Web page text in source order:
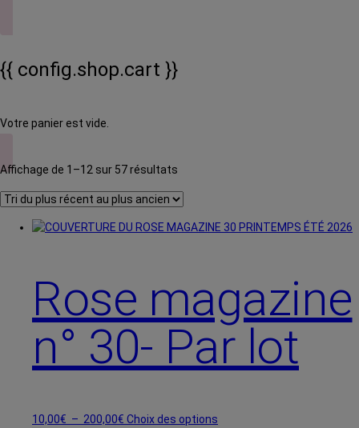
{{ config.shop.cart }}
Votre panier est vide.
Affichage de 1–12 sur 57 résultats
plus
au
Rose magazine
n° 30- Par lot
10,00€ – 200,00€ Plage
Choix des options